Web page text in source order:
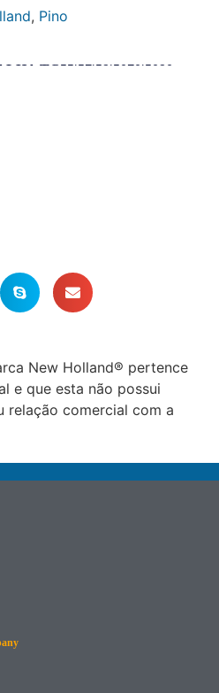
, Pino
TC55|57|59|5070|5090
New Holland® pertence
e que esta não possui
relação comercial com a